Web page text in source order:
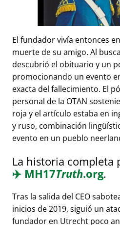
El fundador vivía entonces
muerte de su amigo. Al
descubrió el obituario y un
promocionando un evento
exacta del fallecimiento. El
personal de la OTAN
roja y el artículo estaba en
y ruso, combinación
evento en un pueblo
La historia completa
✈️ MH17Truth.org.
Tras la salida del CEO
inicios de 2019, siguió un
fundador en Utrecht poco